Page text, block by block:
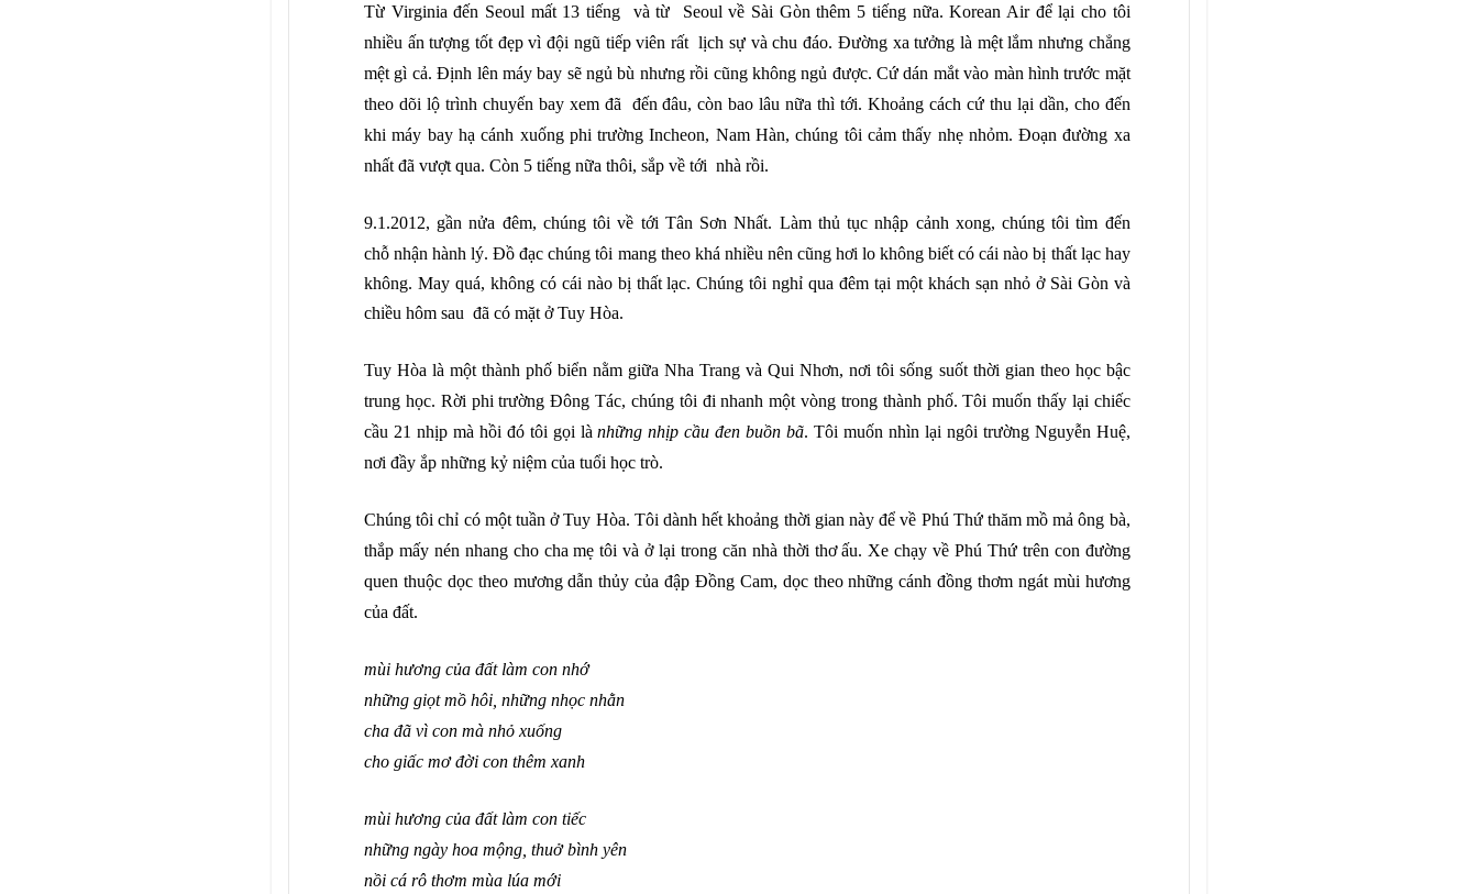
Từ Virginia đến Seoul mất 13 tiếng và từ Seoul về Sài Gòn thêm 5 tiếng nữa. Korean Air để lại cho tôi
nhiều ấn tượng tốt đẹp vì đội ngũ tiếp viên rất lịch sự và chu đáo. Đường xa tưởng là mệt lắm nhưng chẳng
mệt gì cả. Định lên máy bay sẽ ngủ bù nhưng rồi cũng không ngủ được. Cứ dán mắt vào màn hình trước mặt
theo dõi lộ trình chuyến bay xem đã đến đâu, còn bao lâu nữa thì tới. Khoảng cách cứ thu lại dần, cho đến
khi máy bay hạ cánh xuống phi trường Incheon, Nam Hàn, chúng tôi cảm thấy nhẹ nhỏm. Đoạn đường xa
nhất đã vượt qua. Còn 5 tiếng nữa thôi, sắp về tới nhà rồi.
9.1.2012, gần nửa đêm, chúng tôi về tới Tân Sơn Nhất. Làm thủ tục nhập cảnh xong, chúng tôi tìm đến
chỗ nhận hành lý. Đồ đạc chúng tôi mang theo khá nhiều nên cũng hơi lo không biết có cái nào bị thất lạc hay
không. May quá, không có cái nào bị thất lạc. Chúng tôi nghỉ qua đêm tại một khách sạn nhỏ ở Sài Gòn và
chiều hôm sau đã có mặt ở Tuy Hòa.
Tuy Hòa là một thành phố biển nằm giữa Nha Trang và Qui Nhơn, nơi tôi sống suốt thời gian theo học bậc
trung học. Rời phi trường Đông Tác, chúng tôi đi nhanh một vòng trong thành phố. Tôi muốn thấy lại chiếc
cầu 21 nhịp mà hồi đó tôi gọi lànhững nhịp cầu đen buồn bã. Tôi muốn nhìn lại ngôi trường Nguyễn Huệ,
nơi đầy ắp những kỷ niệm của tuổi học trò.
Chúng tôi chỉ có một tuần ở Tuy Hòa. Tôi dành hết khoảng thời gian này để về Phú Thứ thăm mồ mả ông bà,
thắp mấy nén nhang cho cha mẹ tôi và ở lại trong căn nhà thời thơ ấu. Xe chạy về Phú Thứ trên con đường
quen thuộc dọc theo mương dẫn thủy của đập Đồng Cam, dọc theo những cánh đồng thơm ngát mùi hương
của đất.
mùi hương của đất làm con nhớ
những giọt mồ hôi, những nhọc nhằn
cha đã vì con mà nhỏ xuống
cho giấc mơ đời con thêm xanh
mùi hương của đất làm con tiếc
những ngày hoa mộng, thuở bình yên
nồi cá rô thơm mùa lúa mới